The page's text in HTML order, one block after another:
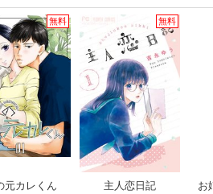
無料
元カレくん
無料
主人恋日記
お